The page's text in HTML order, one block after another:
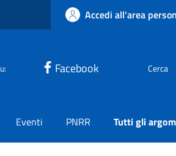
Accedi all'area
Facebook Cerca
Eventi PNRR Tutti gli